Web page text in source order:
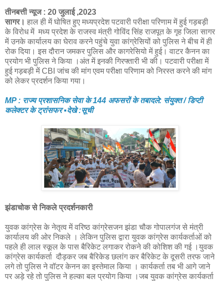
तीनबत्ती न्यूज : 20 जुलाई ,2023
सागर। हाल ही में घोषित हुए मध्यप्रदेश पटवारी परीक्षा परिणाम में हुई गड़बड़ी
के विरोध में मध्य प्रदेश के राजस्व मंत्री गोविंद सिंह राजपूत के गृह जिला सागर
में उनके कार्यालय का घेराव करने पहुंचे युवा कांग्रेसियों को पुलिस ने बीच में ही
रोक दिया। इस दौरान जमकर पुलिस और कागरेसियो में हुई। वाटर कैनन का
प्रयोग भी पुलिस ने किया ।अंत में इनकी गिरफ्तारी भी की। पटवारी परीक्षा में
हुई गड़बड़ी में CBI जांच की मांग एवम परीक्षा परिणाम को निरस्त करने की मांग
को लेकर प्रदर्शन किया गया।
MP : राज्य प्रशासनिक सेवा के 144 अफसरों के तबादले: संयुक्त / डिप्टी
कलेक्टर के ट्रांसफर ▪️देखे :सूची
झंडाचोक से निकले प्रदर्शनकारी
युवक कांग्रेस के नेतृत्व में वरिष्ठ कांग्रेसजन झंडा चौक गोपालगंज से मंत्री
कार्यालय की ओर निकले । लेकिन पुलिस द्वारा युवक कांग्रेस कार्यकर्ताओं को
पहले ही लाल स्कूल के पास बैरिकेट लगाकर रोकने की कोशिश की गई ।युवक
कांग्रेस कार्यकर्ता दौड़कर जब बैरिकेड छलांग कर बैरिकेट के दूसरी तरफ जाने
लगे तो पुलिस ने वॉटर केनन का इस्तेमाल किया । कार्यकर्ता तब भी आगे जाने
पर अड़े रहे तो पुलिस ने हल्का बल प्रयोग किया ।जब युवक कांग्रेस कार्यकर्ता